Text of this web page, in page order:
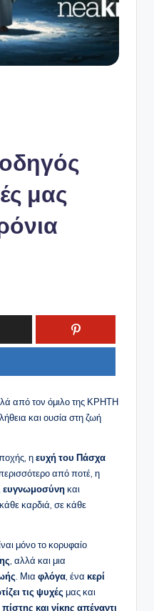
μας
από τον όμιλο της ΚΡΗΤΗ
και ουσία στη ζωή
ηευχή του Πάσχα
από ποτέ, η
ευγνωμοσύνηκαι
καρδιά, σε κάθε
μόνο το κορυφαίο
, αλλά και μια
. Μια φλόγα , ένα κερί
τις ψυχές μας και
και νίκης απέναντι